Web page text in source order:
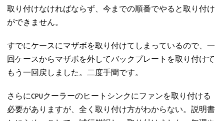
取り付けなければならず、今までの順番でやると取り付け
ができません。
すでにケースにマザボを取り付けてしまっているので、一
回ケースからマザボを外してバックプレートを取り付けて
もう一回戻しました。二度手間です。
さらにCPUクーラーのヒートシンクにファンを取り付ける
必要がありますが、全く取り付け方がわからない。説明書